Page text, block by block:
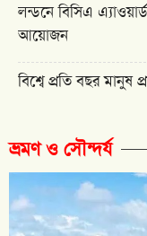
লন্ডনে বিসিএ এ্যাওয়ার্ডস ২৮ অক্টোবর থাকছে নানা চমকপ্রদ
আয়োজন
বিশ্বে প্রতি বছর
ভ্রমণ ও সৌন্দর্য